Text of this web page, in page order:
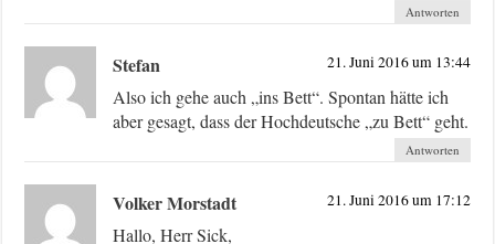
Antworten
Stefan 21. Juni 2016 um 13:44
Also ich gehe auch „ins Bett“. Spontan hätte ich
aber gesagt, dass der Hochdeutsche „zu Bett“ geht.
Antworten
Volker Morstadt 21. Juni 2016 um 17:12
Hallo, Herr Sick,